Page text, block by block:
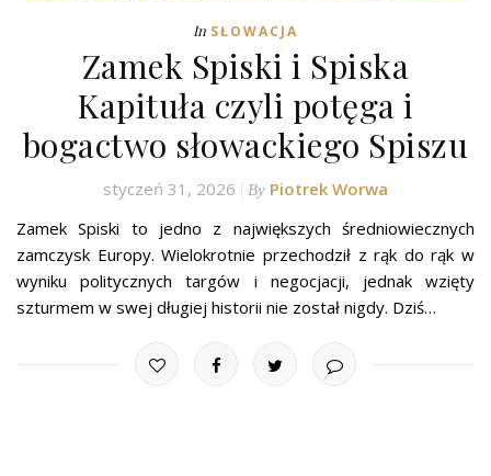
In SŁOWACJA
Zamek Spiski i Spiska
Kapituła czyli potęga i
bogactwo słowackiego Spiszu
styczeń 31, 2026 By Piotrek Worwa
Zamek Spiski to jedno z największych średniowiecznych
zamczysk Europy. Wielokrotnie przechodził z rąk do rąk w
wyniku politycznych targów i negocjacji, jednak wzięty
szturmem w swej długiej historii nie został nigdy. Dziś…